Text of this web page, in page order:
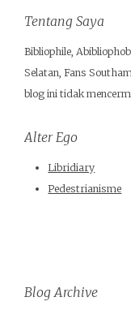
Tentang Saya
Bibliophile,
Selatan, Fans
blog ini tidak
Alter Ego
Libridiary
Pedestrianisme
Blog Archive